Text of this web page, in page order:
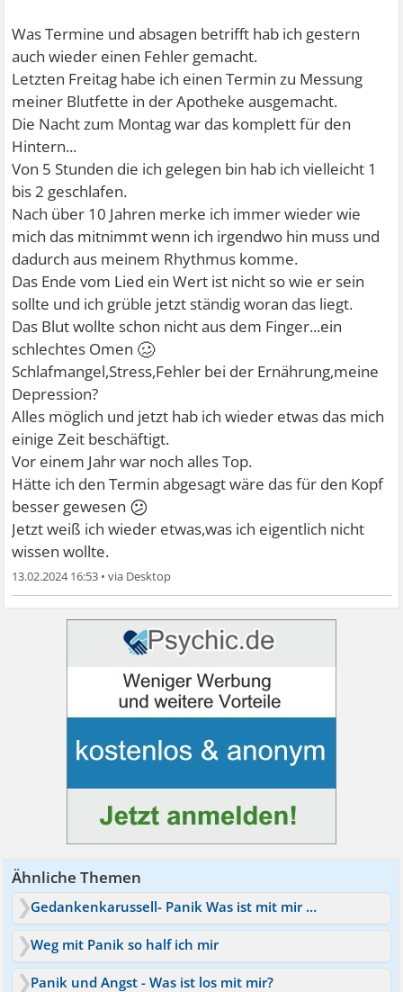
Was Termine und absagen betrifft hab ich gestern
auch wieder einen Fehler gemacht.
Letzten Freitag habe ich einen Termin zu Messung
meiner Blutfette in der Apotheke ausgemacht.
Die Nacht zum Montag war das komplett für den
Hintern...
Von 5 Stunden die ich gelegen bin hab ich vielleicht 1
bis 2 geschlafen.
Nach über 10 Jahren merke ich immer wieder wie
mich das mitnimmt wenn ich irgendwo hin muss und
dadurch aus meinem Rhythmus komme.
Das Ende vom Lied ein Wert ist nicht so wie er sein
sollte und ich grüble jetzt ständig woran das liegt.
Das Blut wollte schon nicht aus dem Finger...ein
schlechtes Omen 🥴
Schlafmangel,Stress,Fehler bei der Ernährung,meine
Depression?
Alles möglich und jetzt hab ich wieder etwas das mich
einige Zeit beschäftigt.
Vor einem Jahr war noch alles Top.
Hätte ich den Termin abgesagt wäre das für den Kopf
besser gewesen 😕
Jetzt weiß ich wieder etwas,was ich eigentlich nicht
wissen wollte.
13.02.2024 16:53 •
Ähnliche Themen
Gedankenkarussell- Panik Was ist mit mir los?
Weg mit Panik so half ich mir
Panik und Angst - Was ist los mit mir?